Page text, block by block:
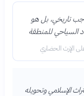
تاريخي، بل هو
السياحي للمنطقة
الإرث الحضاري
الإسلامي وتحويله